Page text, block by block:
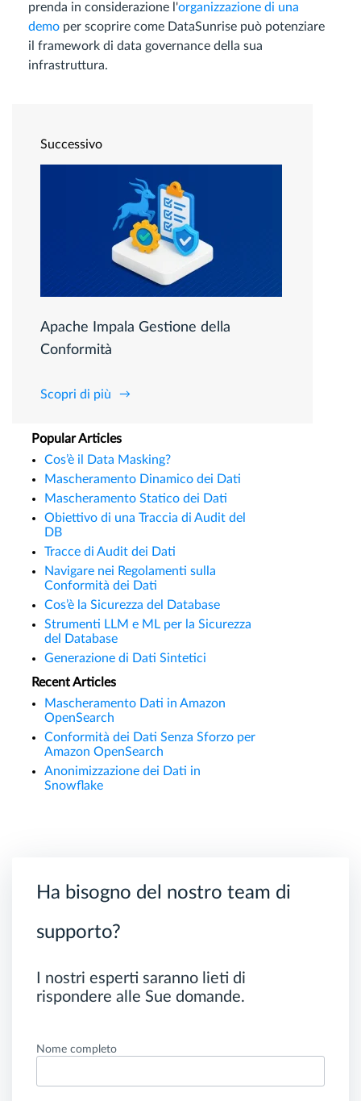
prenda in considerazione l'organizzazione di una
demo per scoprire come DataSunrise può potenziare
il framework di data governance della sua
infrastruttura.
Successivo
Apache Impala Gestione della
Conformità
Scopri di più
Popular Articles
Cos’è il Data Masking?
Mascheramento Dinamico dei Dati
Mascheramento Statico dei Dati
Obiettivo di una Traccia di Audit del
DB
Tracce di Audit dei Dati
Navigare nei Regolamenti sulla
Conformità dei Dati
Cos’è la Sicurezza del Database
Strumenti LLM e ML per la Sicurezza
del Database
Generazione di Dati Sintetici
Recent Articles
Mascheramento Dati in Amazon
OpenSearch
Conformità dei Dati Senza Sforzo per
Amazon OpenSearch
Anonimizzazione dei Dati in
Snowflake
Ha bisogno del nostro team di
supporto?
I nostri esperti saranno lieti di
rispondere alle Sue domande.
Nome completo